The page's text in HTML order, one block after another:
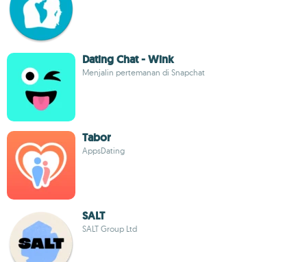
Dating Chat - Wink
Menjalin pertemanan di Snapchat
Tabor
AppsDating
SALT
SALT Group Ltd